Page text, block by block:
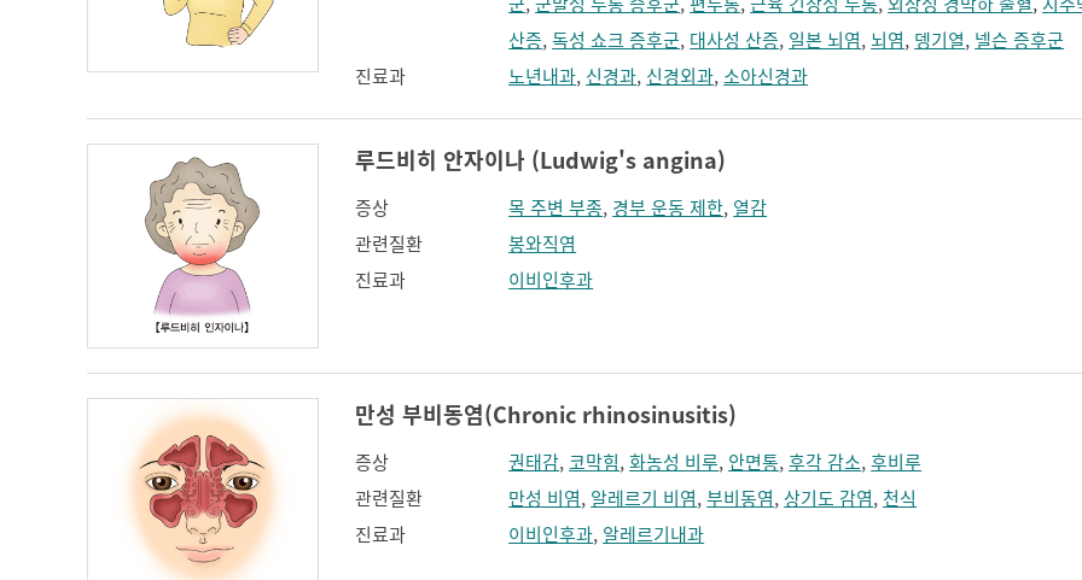
산증,독성 쇼크 증후군, 대사성 산증, 일본 뇌염, 뇌염, 뎅기열, 넬슨 증후군
진료과
노년내과, 신경과, 신경외과,소아신경과
루드비히 안자이나 (Ludwig's angina)
증상 목 주변 부종, 경부 운동 제한, 열감
관련질환
봉와직염
진료과
이비인후과
만성 부비동염(Chronic rhinosinusitis)
증상 권태감,코막힘,화농성 비루, 안면통,후각 감소,후비루
관련질환
만성 비염, 알레르기 비염,부비동염, 상기도 감염, 천식
진료과
이비인후과, 알레르기내과